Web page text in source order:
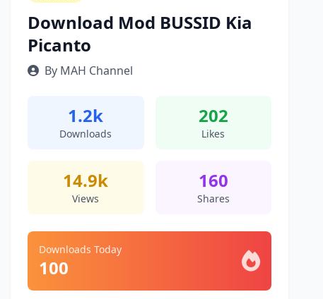
Download Mod BUSSID Kia
Picanto
By MAH Channel
1.2k
Downloads
202
Likes
14.9k
Views
160
Shares
Downloads Today
100